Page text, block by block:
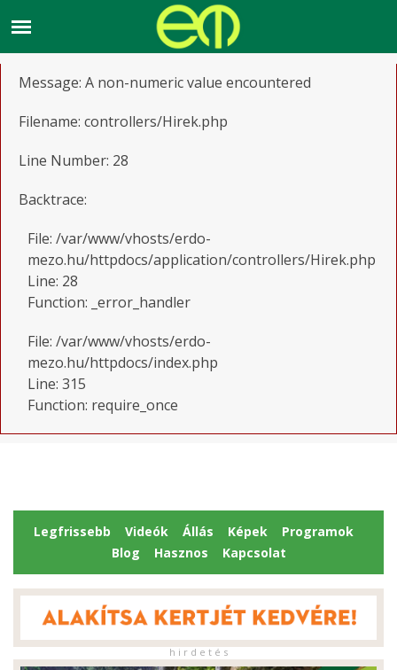
A PHP Error was encountered
Message: A non-numeric value encountered
Filename: controllers/Hirek.php
Line Number: 28
Backtrace:
File: /var/www/vhosts/erdo-
mezo.hu/httpdocs/application/controllers/Hirek.php
Line: 28
Function: _error_handler
File: /var/www/vhosts/erdo-
mezo.hu/httpdocs/index.php
Line: 315
Function: require_once
Legfrissebb Videók Állás Képek
Programok
Blog
Hasznos Kapcsolat
h i r d e t é s